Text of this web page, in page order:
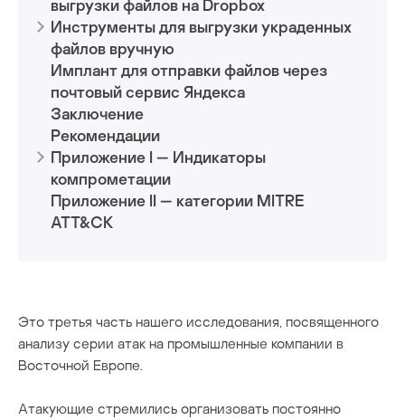
облачные сервисы
выгрузки файлов на Dropbox
Инструменты для выгрузки украденных
файлов вручную
Имплант для отправки файлов через
почтовый сервис Яндекса
Заключение
Рекомендации
Приложение I — Индикаторы
компрометации
Приложение II — категории MITRE
ATT&CK
Это третья часть нашего исследования, посвященного
анализу серии атак на промышленные компании в
Восточной Европе.
Атакующие стремились организовать постоянно